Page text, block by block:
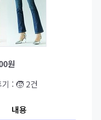
원
: 🧒 2건
내용